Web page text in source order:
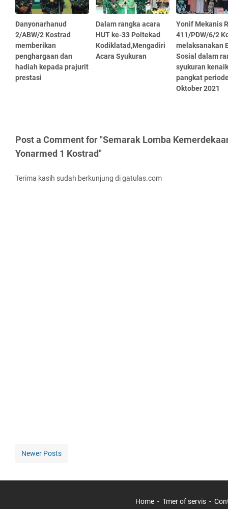
Danyonarhanud
2/ABW/2 Kostrad
memberikan
penghargaan dan
hadiah kepada prajurit
prestasi
Dalam rangka acara
HUT ke-33 Poltekad
Kodiklatad,Mengadiri
Acara Syukuran
Yonif Mekanis
411/PDW/6/2
melaksanakan
Sosial dalam
syukuran
pangkat
Oktober 2021
Post a Comment for "Semarak Lomba
Yonarmed 1 Kostrad"
Terima kasih sudah berkunjung di gatulas.com
Newer Posts
Home Tmer of servis